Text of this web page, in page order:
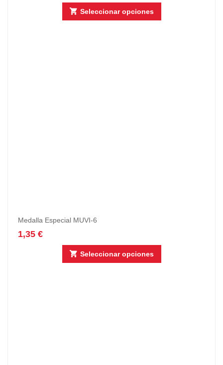
Seleccionar opciones
Medalla Especial MUVI-6
1,35 €
Seleccionar opciones